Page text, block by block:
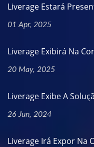
Liverage Estará
01 Apr, 2025
Liverage Exibirá Na
20 May, 2025
Liverage Exibe A
26 Jun, 2024
Liverage Irá Expor Na